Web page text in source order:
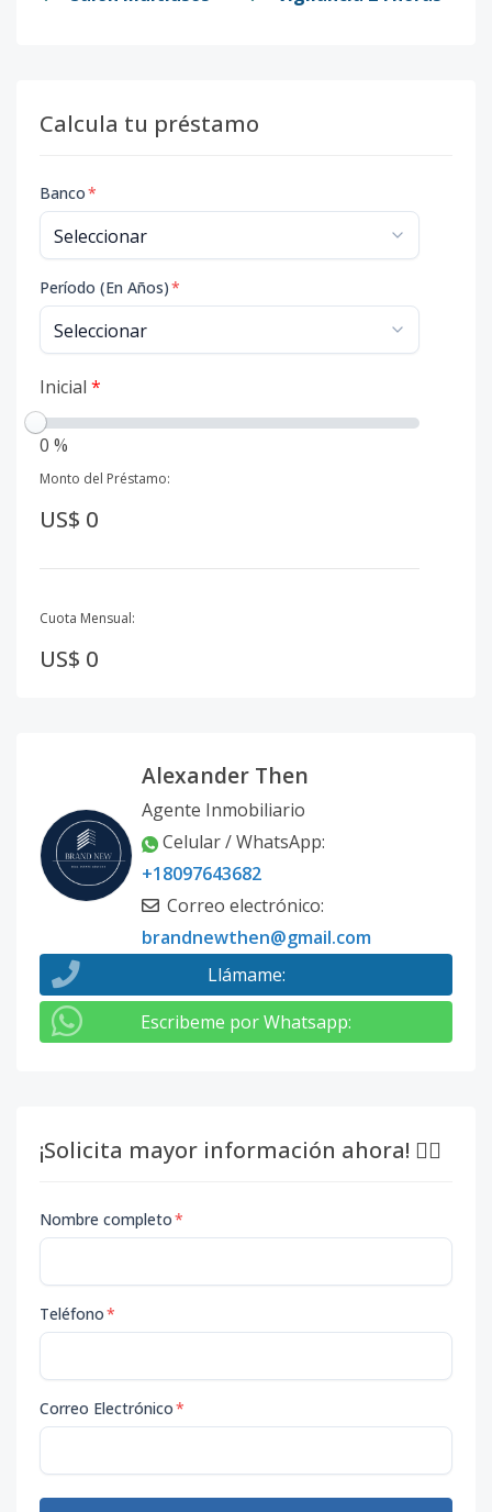
Calcula tu préstamo
Banco*
Período (En Años)*
Inicial *
0 %
Monto del Préstamo:
US$ 0
Cuota Mensual:
US$ 0
Alexander Then
Agente Inmobiliario
Celular / WhatsApp:
+18097643682
Correo electrónico:
brandnewthen@gmail.com
Llámame:
Escribeme por Whatsapp:
¡Solicita mayor información ahora! 👇🏽
Nombre completo*
Teléfono*
Correo Electrónico*